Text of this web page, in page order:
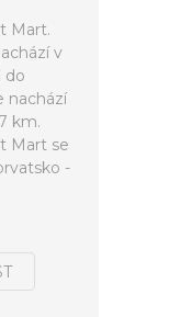
Mart.
v
do
nachází
km.
Mart se
-